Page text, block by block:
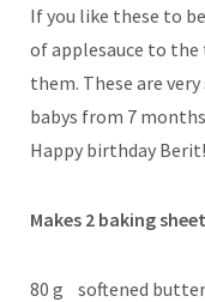
If you like these to
of applesauce to
them. These are
babys from 7
Happy birthday Berit!
Makes 2 baking
80 g softened butter